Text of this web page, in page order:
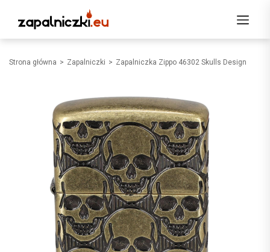
Strona główna Zapalniczki Zapalniczka Zippo 46302 Skulls Design